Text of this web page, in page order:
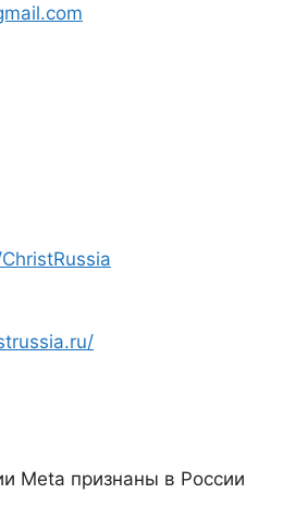
Meta признаны в России